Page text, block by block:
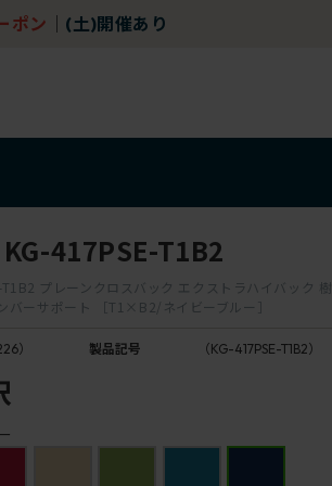
417PSE-T1B2
プレーンクロスバック エクストラハイバック 樹
バーサポート ［T1×B2/ネイビーブルー］
） 製品記号 （KG-417PSE-T1B2）